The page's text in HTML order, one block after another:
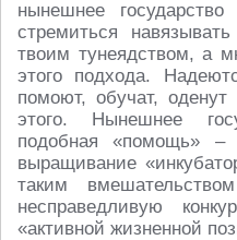
нынешнее
стремиться
твоим тунеядством, а
этого подхода.
помоют, обучат,
этого. Нынешнее
подобная «помощь»
выращивание
таким
несправедливую
«активной жизненной